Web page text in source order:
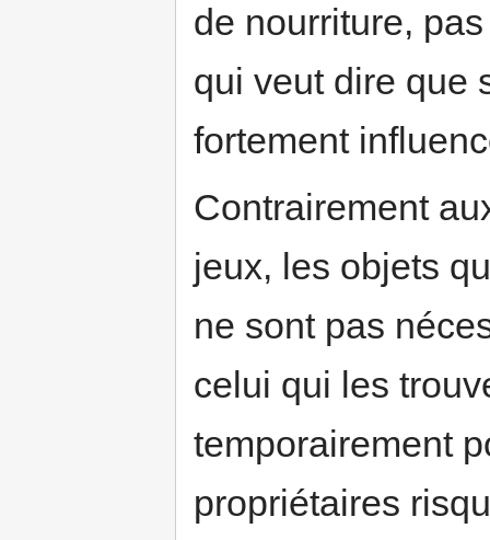
de nourriture,
qui veut dire que
fortement
Contrairement
jeux, les objets
ne sont pas
celui qui les
temporairement
propriétaires